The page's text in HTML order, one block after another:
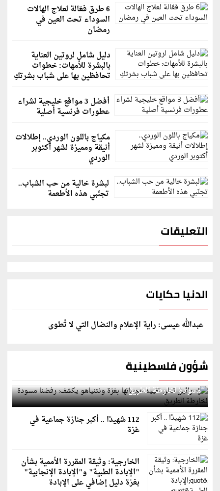
6 طرق فعّالة لعلاج الهالات
السوداء تحت العين في
رمضان
دليل شامل لروتين العناية
بالبشرة للأمهات: خطوات
تحافظين بها على شباب بشرتكِ
أفضل 3 مواقع خليجية لشراء
عطورات فرنسية أصلية
مكياج باللون الوردي.. إطلالات
أنيقة ومميزة لشهر أكتوبر
الوردي
لبشرة خالية من حب الشباب..
تجنّبي هذه الأطعمة
التعليقات
الدنيا حكايات
عبدالله عيسى: راية الإعلام والنضال التي لا تُطوى
شؤون فلسطينية
إسرائيل تعلن تقييد هجماتها بغزة ونتنياهو يكشف: رفضنا
مسودة لخارطة الطريق
112 شهيدًا .. أكبر جنازة جماعية في
غزة
الخارجية: وثيقة المقررة الأممية بشأن
"الإبادة الطبية" و"الإبادة الإنجابية"
بغزة دليل إضافي على الإبادة